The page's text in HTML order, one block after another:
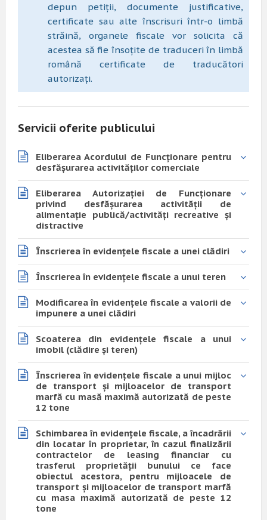
depun petiții, documente justificative,
certificate sau alte înscrisuri într-o limbă
străină, organele fiscale vor solicita că
acestea să fie însoțite de traduceri în limbă
română certificate de traducători
autorizați.
Servicii oferite publicului
Eliberarea Acordului de Funcționare pentru
desfășurarea activităților comerciale
Eliberarea Autorizației de Funcționare
privind desfășurarea activității de
alimentație publică/activități recreative și
distractive
Înscrierea în evidențele fiscale a unei clădiri
Înscrierea în evidențele fiscale a unui teren
Modificarea în evidențele fiscale a valorii de
impunere a unei clădiri
Scoaterea din evidențele fiscale a unui
imobil (clădire și teren)
Înscrierea în evidențele fiscale a unui mijloc
de transport și mijloacelor de transport
marfă cu masă maximă autorizată de peste
12 tone
Schimbarea în evidențele fiscale, a încadrării
din locatar în proprietar, în cazul finalizării
contractelor de leasing financiar cu
trasferul proprietății bunului ce face
obiectul acestora, pentru mijloacele de
transport și mijloacelor de transport marfă
cu masa maximă autorizată de peste 12
tone